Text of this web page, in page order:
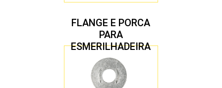
FLANGE E PORCA
PARA
ESMERILHADEIRA
4.1/2″ 22,23 MM